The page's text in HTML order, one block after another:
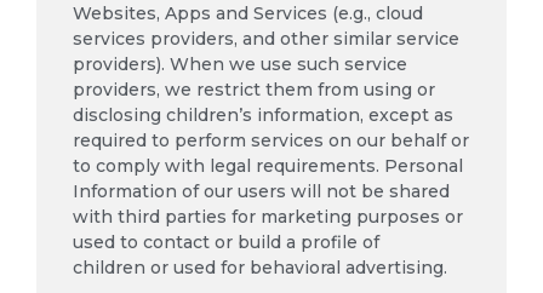
Websites, Apps and Services (e.g., cloud
services providers, and other similar service
providers). When we use such service
providers, we restrict them from using or
disclosing children’s information, except as
required to perform services on our behalf or
to comply with legal requirements. Personal
Information of our users will not be shared
with third parties for marketing purposes or
used to contact or build a profile of
children or used for behavioral advertising.